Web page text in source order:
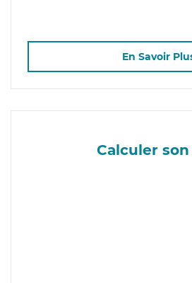
En Savoir
Calculer son